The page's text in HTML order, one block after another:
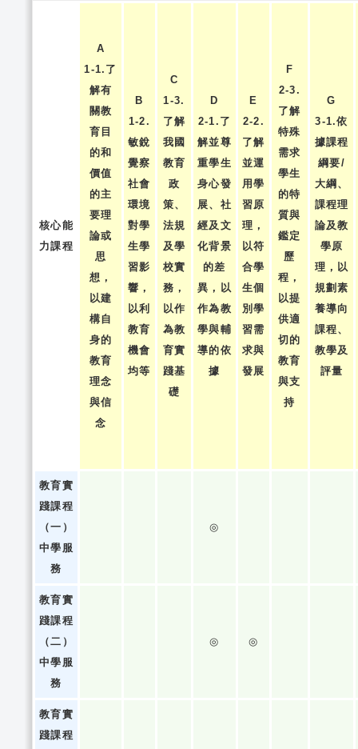
核心能
力課程
A
1-1.了
解有
關教
育目
的和
價值
的主
要理
論或
思
想，
以建
構自
身的
教育
理念
與信
念
B
1-2.
敏銳
覺察
社會
環境
對學
生學
習影
響，
以利
教育
機會
均等
C
1-3.
了解
我國
教育
政
策、
法規
及學
校實
務，
以作
為教
育實
踐基
礎
D
2-1.了
解並尊
重學生
身心發
展、社
經及文
化背景
的差
異，以
作為教
學與輔
導的依
據
E
2-2.
了解
並運
用學
習原
理，
以符
合學
生個
別學
習需
求與
發展
F
2-3.
了解
特殊
需求
學生
的特
質與
鑑定
歷
程，
以提
供適
切的
教育
與支
持
G
3-1.依
據課程
綱要/
大綱、
課程理
論及教
學原
理，以
規劃素
養導向
課程、
教學及
評量
教育實
踐課程
（一）
中學服
務
◎
教育實
踐課程
（二）
中學服
務
◎ ◎
教育實
踐課程